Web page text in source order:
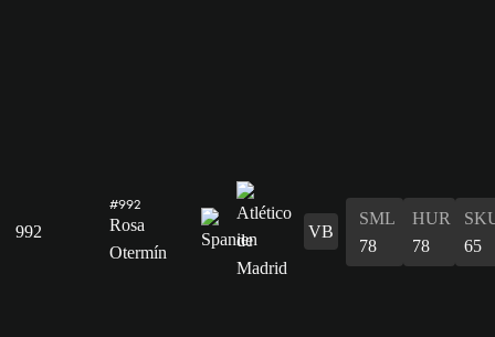
992
#992
Rosa
Otermín
VB
SML
78
HUR
78
65